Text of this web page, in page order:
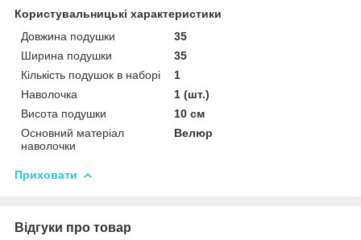
Користувальницькі характеристики
Довжина подушки
35
Ширина подушки
35
Кількість подушок в наборі
1
Наволочка
1 (шт.)
Висота подушки
10 см
Основний матеріал
наволочки
Велюр
Приховати
Відгуки про товар